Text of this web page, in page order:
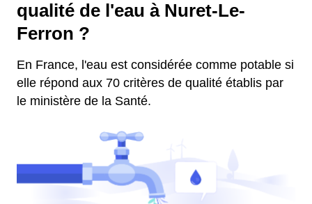
qualité de l'eau à Nuret-Le-
Ferron ?
En France, l'eau est considérée comme potable si
elle répond aux 70 critères de qualité établis par
le ministère de la Santé.